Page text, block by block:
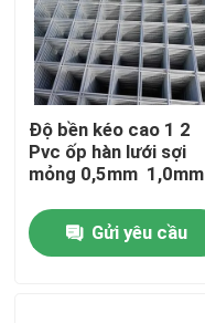
Độ bền kéo cao 1 2
Pvc ốp hàn lưới sợi
mỏng 0,5mm ️ 1,0mm
Gửi yêu cầu